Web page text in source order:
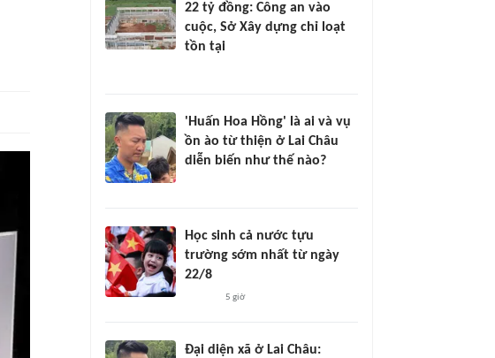
22 tỷ đồng: Công an vào
cuộc, Sở Xây dựng chỉ loạt
tồn tại
'Huấn Hoa Hồng' là ai và vụ
ồn ào từ thiện ở Lai Châu
diễn biến như thế nào?
Học sinh cả nước tựu
trường sớm nhất từ ngày
22/8
5 giờ
Đại diện xã ở Lai Châu: